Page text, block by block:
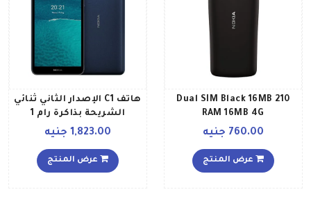
210 Dual SIM Black 16MB
RAM 16MB 4G
760.00 جنيه
عرض المنتج
هاتف C1 الإصدار الثاني ثنائي
الشريحة بذاكرة رام 1
بلون أزرق
1,823.00 جنيه
عرض المنتج